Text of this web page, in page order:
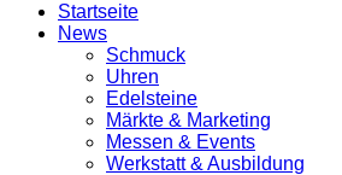
Startseite
News
Schmuck
Uhren
Edelsteine
Märkte & Marketing
Messen & Events
Werkstatt & Ausbildung